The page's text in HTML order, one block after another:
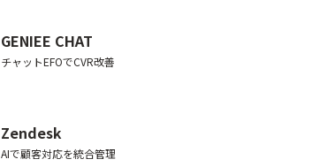
GENIEE CHAT
チャットEFOでCVR改善
Zendesk
AIで顧客対応を統合管理